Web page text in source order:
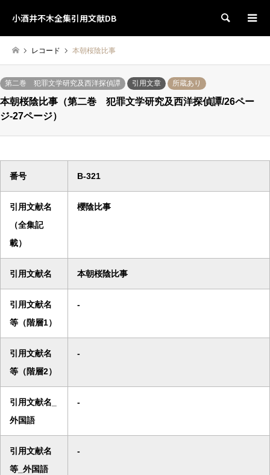
小酒井不木全集引用文献DB 検索
レコード 本朝桜陰比事
第二巻 犯罪文学研究及西洋探偵譚 引用文章 所蔵あり
本朝桜陰比事（第二巻 犯罪文学研究及西洋探偵譚/26ペー
ジ-27ページ）
番号 B-321
引用文献名
（全集記
載）
櫻陰比事
引用文献名 本朝桜陰比事
引用文献名
等（階層1）
-
引用文献名
等（階層2）
-
引用文献名_
外国語
-
引用文献名
等_外国語
-